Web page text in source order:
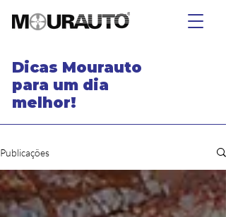
Dicas Mourauto
para um dia
melhor!
Publicações